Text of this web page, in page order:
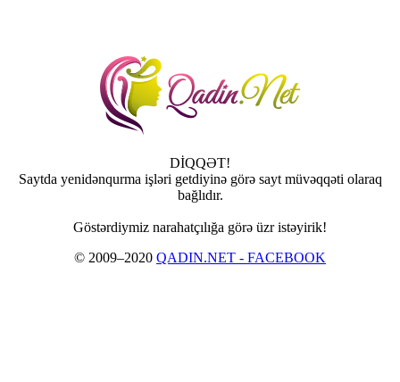
DİQQƏT!
Saytda yenidənqurma işləri getdiyinə görə sayt müvəqqəti olaraq
bağlıdır.
Göstərdiymiz narahatçılığa görə üzr istəyirik!
© 2009–2020 QADIN.NET - FACEBOOK